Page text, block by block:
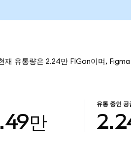
유통량은 2.24만 FIGon이며,
만
유통 중인 공